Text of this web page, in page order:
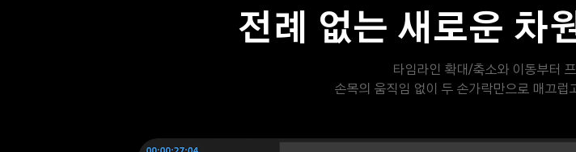
전례 없는 새로운 차
타임라인 확대/축소와 이동부터
손목의 움직임 없이 두 손가락만으로 매끄럽